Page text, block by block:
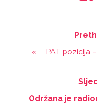
«
PAT pozicija
Održana je